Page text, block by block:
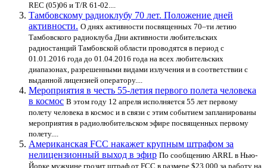
REC (05)06 и T/R 61-02....
Тамбовскому радиоклубу 70 лет. Положение дней
активности. О днях активности посвященных 70–ти летию
Тамбовского радиоклуба Дни активности любительских
радиостанций Тамбовской области проводятся в период с
01.01.2016 года до 01.04.2016 года на всех любительских
диапазонах, разрешенными видами излучения и в соответствии с
выданной лицензией оператору....
Мероприятия в честь 55-летия первого полета человека
в космос В этом году 12 апреля исполняется 55 лет первому
полету человека в космос и в связи с этим событием запланированы
мероприятия в радиолюбительском эфире посвященных первому
полету....
Американская FCC накажет крупным штрафом за
нелицензионный выход в эфир По сообщению ARRL в Нью-
Йорке мужчине грозит штраф от FCC в размере $23.000 за работу на